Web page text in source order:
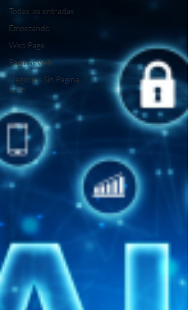
Todas las entradas
Empezando
Web Page
Paginas web
Negocios Sin Pagina
Web